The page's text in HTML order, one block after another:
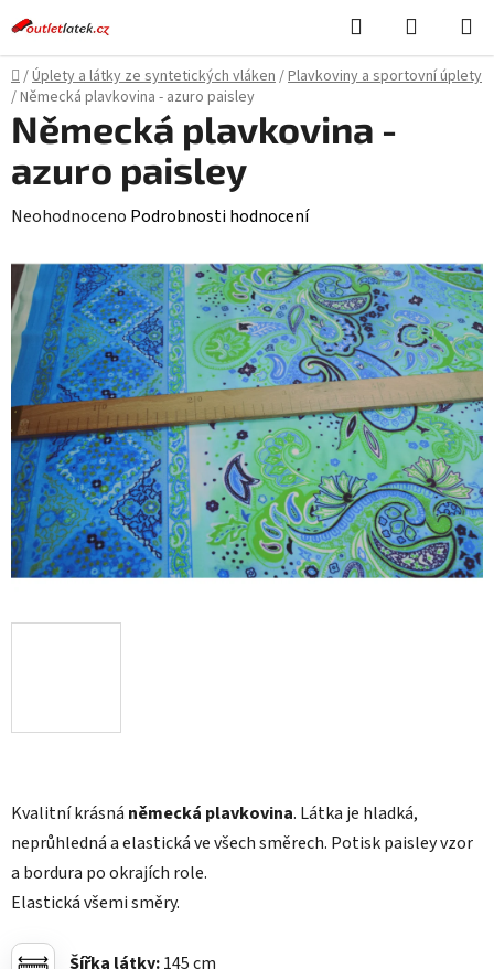
na
obsah
Hledat
KOŠÍK
Domů
/Úplety a látky ze syntetických vláken/Plavkoviny a sportovní úplety
/Německá plavkovina - azuro paisley
Kvalitní krásná německá plavkovina. Látka je hladká,
neprůhledná a elastická ve všech směrech. Potisk paisley vzor
a bordura po okrajích role.
Elastická všemi směry.
Šířka látky:145 cm
Německá plavkovina -
azuro paisley
Průměrné
produktu
je
0,0
z
hvězdiček.
Neohodnoceno Podrobnosti hodnocení